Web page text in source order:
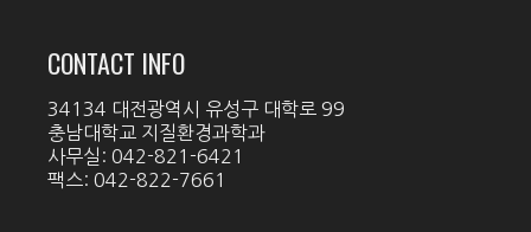
CONTACT INFO
34134 대전광역시 유성구 대학로 99
충남대학교 지질환경과학과
사무실: 042-821-6421
팩스: 042-822-7661